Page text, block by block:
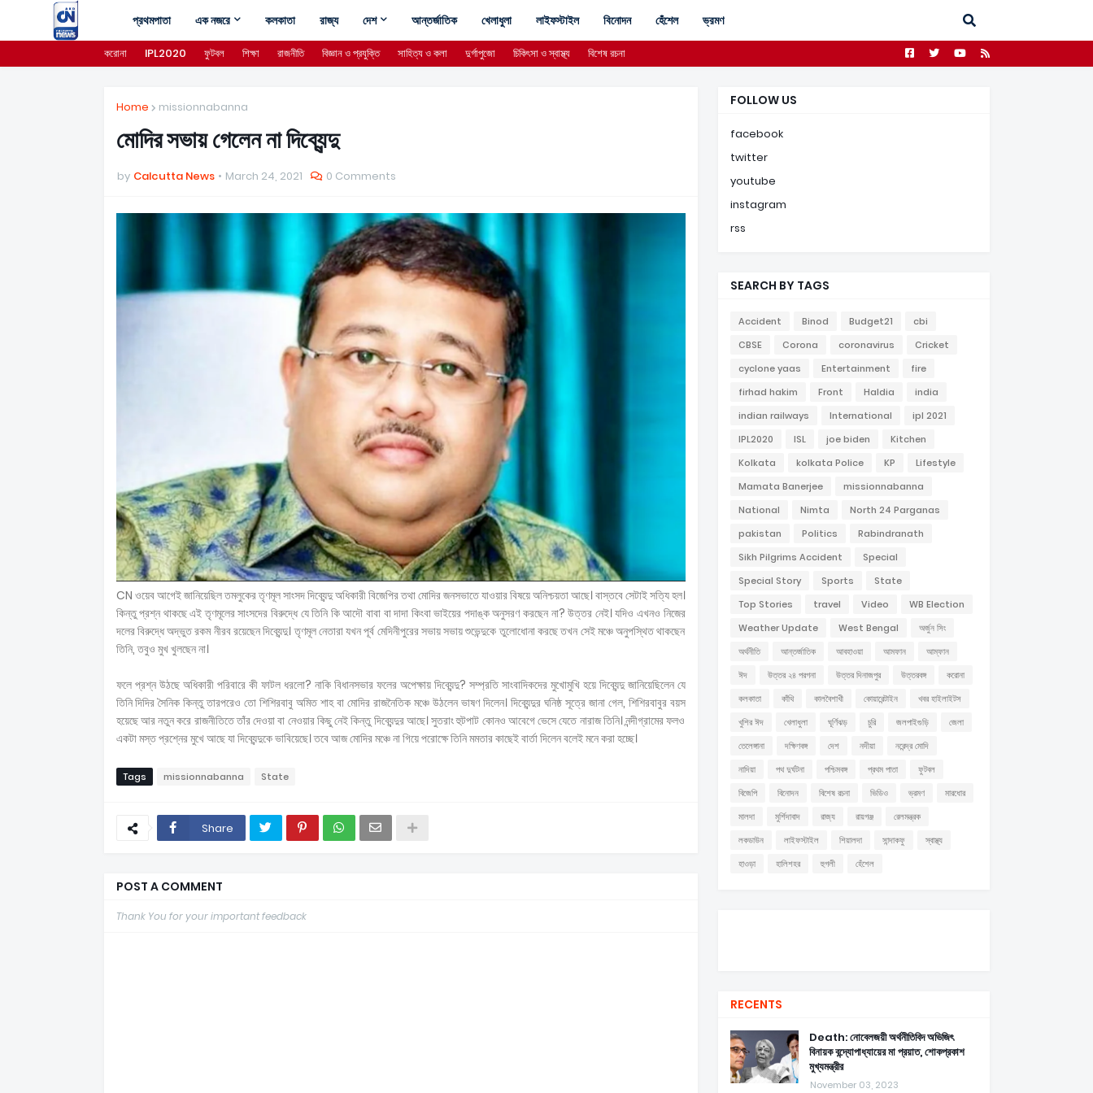
প্রথমপাতা এক নজরে কলকাতা রাজ্য দেশ আন্তর্জাতিক খেলাধুলা লাইফস্টাইল বিনোদন হেঁশেল ভ্রমণ
করোনা IPL2020 ফুটবল শিক্ষা রাজনীতি বিজ্ঞান ও প্রযুক্তি সাহিত্য ও কলা দুর্গাপুজো চিকিৎসা ও স্বাস্থ্য বিশেষ রচনা
Home missionnabanna
মোদির সভায় গেলেন না দিব্যেন্দু
by Calcutta News March 24, 2021 0 Comments
CN ওয়েব আগেই জানিয়েছিল তমলুকের তৃণমূল সাংসদ দিব্যেন্দু অধিকারী বিজেপির তথা মোদির জনসভাতে যাওয়ার বিষয়ে অনিশ্চয়তা আছে। বাস্তবে সেটাই সত্যি হল।
কিন্তু প্রশ্ন থাকছে এই তৃণমূলের সাংসদের বিরুদ্ধে যে তিনি কি আদৌ বাবা বা দাদা কিংবা ভাইয়ের পদাঙ্ক অনুসরণ করছেন না? উত্তর নেই। যদিও এখনও নিজের
দলের বিরুদ্ধে অদ্ভুত রকম নীরব রয়েছেন দিব্যেন্দু। তৃণমূল নেতারা যখন পূর্ব মেদিনীপুরের সভায় সভায় শুভেন্দুকে তুলোধোনা করছে তখন সেই মঞ্চে অনুপস্থিত থাকছেন
তিনি, তবুও মুখ খুলছেন না।
ফলে প্রশ্ন উঠছে অধিকারী পরিবারে কী ফাটল ধরলো? নাকি বিধানসভার ফলের অপেক্ষায় দিব্যেন্দু? সম্প্রতি সাংবাদিকদের মুখোমুখি হয়ে দিব্যেন্দু জানিয়েছিলেন যে
তিনি দিদির সৈনিক কিন্তু তারপরেও তো শিশিরবাবু অমিত শাহ বা মোদির রাজনৈতিক মঞ্চে উঠলেন ভাষণ দিলেন। দিব্যেন্দুর ঘনিষ্ঠ সূত্রে জানা গেল, শিশিরবাবুর বয়স
হয়েছে আর নতুন করে রাজনীতিতে তাঁর দেওয়া বা নেওয়ার কিছু নেই কিন্তু দিব্যেন্দুর আছে। সুতরাং হুটপাট কোনও আবেগে ভেসে যেতে নারাজ তিনি। নন্দীগ্রামের ফলও
একটা মস্ত প্রশ্নের মুখে আছে যা দিব্যেন্দুকে ভাবিয়েছে। তবে আজ মোদির মঞ্চে না গিয়ে পরোক্ষে তিনি মমতার কাছেই বার্তা দিলেন বলেই মনে করা হচ্ছে।
Tags missionnabanna State
Share
POST A COMMENT
Thank You for your important feedback
FOLLOW US
facebook
twitter
youtube
instagram
rss
SEARCH BY TAGS
Accident Binod Budget21
cbi
CBSE
Corona coronavirus
Cricket
cyclone yaas
Entertainment
fire
firhad hakim
Front Haldia
india
indian railways
International
ipl 2021
IPL2020
ISL joe biden
Kitchen
Kolkata
kolkata Police KP
Lifestyle
Mamata Banerjee
missionnabanna
National
Nimta
North 24 Parganas
pakistan
Politics
Rabindranath
Sikh Pilgrims Accident
Special
Special Story
Sports
State
Top Stories
travel Video
WB Election
Weather Update
West Bengal
অর্জুন সিং
অর্থনীতি
আন্তর্জাতিক আবহাওয়া আমফান
আম্ফান
ঈদ
উত্তর ২৪ পরগনা উত্তর দিনাজপুর উত্তরবঙ্গ
করোনা
কলকাতা
কাঁথি কালবৈশাখী কোয়ারেন্টাইন
খবর হাইলাইটস
খুশির ঈদ
খেলাধুলা ঘূর্ণিঝড় চুরি জলপাইগুড়ি
জেলা
তেলেঙ্গানা
দক্ষিণবঙ্গ দেশ নদীয়া
নরেন্দ্র মোদি
নাদিয়া
পথ দুর্ঘটনা পশ্চিমবঙ্গ প্রথম পাতা
ফুটবল
বিজেপি
বিনোদন বিশেষ রচনা ভিডিও ভ্রমণ
মারধোর
মালদা
মুর্শিদাবাদ রাজ্য রায়গঞ্জ
রেলমন্ত্রক
লকডাউন
লাইফস্টাইল শিয়ালদা সান্দাকফু
স্বাস্থ্য
হাওড়া
হালিশহর হুগলী হেঁশেল
RECENTS
Death: নোবেলজয়ী অর্থনীতিবিদ অভিজিৎ
বিনায়ক বন্দ্যোপাধ্যায়ের মা প্রয়াত, শোকপ্রকাশ
মুখ্যমন্ত্রীর
November 03, 2023